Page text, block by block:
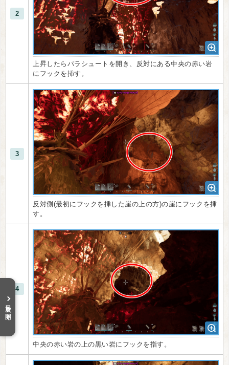
2
上昇したらパラシュートを開き、反対にある中央の赤い岩
にフックを挿す。
3
反対側(最初にフックを挿した崖の上の方)の崖にフックを挿
す。
4
中央の赤い岩の上の黒い岩にフックを指す。
目次を開く